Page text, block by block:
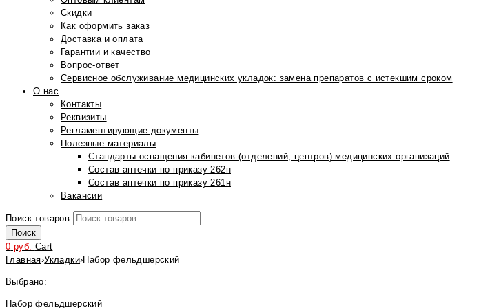
Скидки
Как оформить заказ
Доставка и оплата
Гарантии и качество
Вопрос-ответ
Сервисное обслуживание медицинских укладок: замена препаратов с истекшим сроком
О нас
Контакты
Реквизиты
Регламентирующие документы
Полезные материалы
Стандарты оснащения кабинетов (отделений, центров) медицинских организаций
Состав аптечки по приказу 262н
Состав аптечки по приказу 261н
Вакансии
Поиск товаров
Поиск
0 руб. Cart
Главная›Укладки›Набор фельдшерский
Выбрано:
Набор фельдшерский